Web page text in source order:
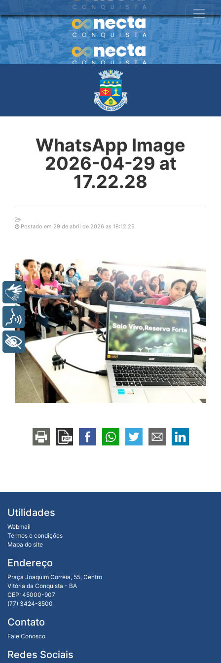
WhatsApp Image
2026-04-29 at
17.22.28
Postado em 29 de abril de 2026 as 18:12:25
Utilidades
Webmail
Termos e condições
Mapa do site
Endereço
Praça Joaquim Correia, 55, Centro
Vitória da Conquista - BA
CEP: 45000-907
(77) 3424-8500
Contato
Fale Conosco
Redes Sociais
Libras
Voz
+ Acessibilidade